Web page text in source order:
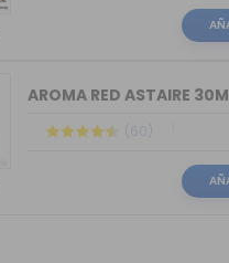
AROMA RED ASTAIRE
(60)